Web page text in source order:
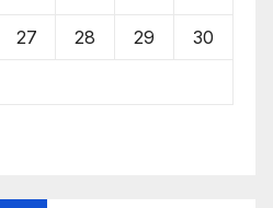
27 28 29 30